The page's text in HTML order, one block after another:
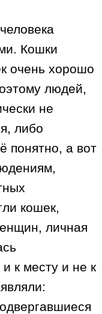
Кошки
очень хорошо
людей,
не
либо
понятно, а вот
кошек,
личная
к месту и не к